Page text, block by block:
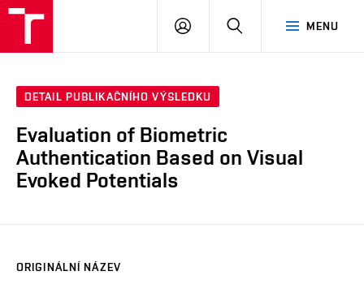
MENU
PŘIHLÁSIT
DETAIL PUBLIKAČNÍHO VÝSLEDKU
Evaluation of Biometric
Authentication Based on Visual
Evoked Potentials
ORIGINÁLNÍ NÁZEV